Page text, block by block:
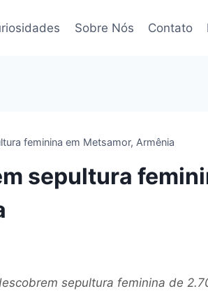
Sobre Nós Contato
feminina em Metsamor, Armênia
sepultura
sepultura feminina de